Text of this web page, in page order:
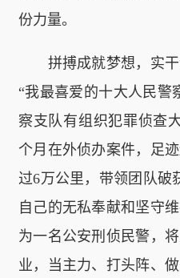
份力量。
拼搏成就梦想，实干
“我最喜爱的十大人民警
察支队有组织犯罪侦查
个月在外侦办案件，足
过6万公里，带领团队破
自己的无私奉献和坚守
为一名公安刑侦民警，
业，当主力、打头阵、